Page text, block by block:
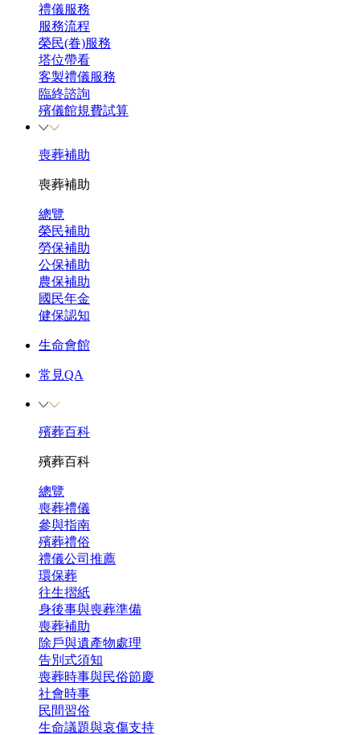
禮儀服務
服務流程
榮民(眷)服務
塔位帶看
客製禮儀服務
臨終諮詢
殯儀館規費試算
喪葬補助
喪葬補助
總覽
榮民補助
勞保補助
公保補助
農保補助
國民年金
健保認知
生命會館
常見QA
殯葬百科
殯葬百科
總覽
喪葬禮儀
參與指南
殯葬禮俗
禮儀公司推薦
環保葬
往生摺紙
身後事與喪葬準備
喪葬補助
除戶與遺產物處理
告別式須知
喪葬時事與民俗節慶
社會時事
民間習俗
生命議題與哀傷支持